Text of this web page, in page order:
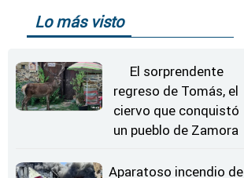
Lo más visto
El sorprendente
regreso de Tomás, el
ciervo que conquistó
un pueblo de Zamora
Aparatoso incendio de